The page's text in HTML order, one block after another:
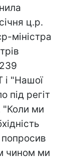
ц.р.
міністра
і "Нашої
під регіт
"Коли ми
чином ми